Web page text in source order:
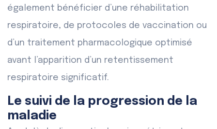
également bénéficier d’une réhabilitation
respiratoire, de protocoles de vaccination ou
d’un traitement pharmacologique optimisé
avant l’apparition d’un retentissement
respiratoire significatif.
Le suivi de la progression de la
maladie